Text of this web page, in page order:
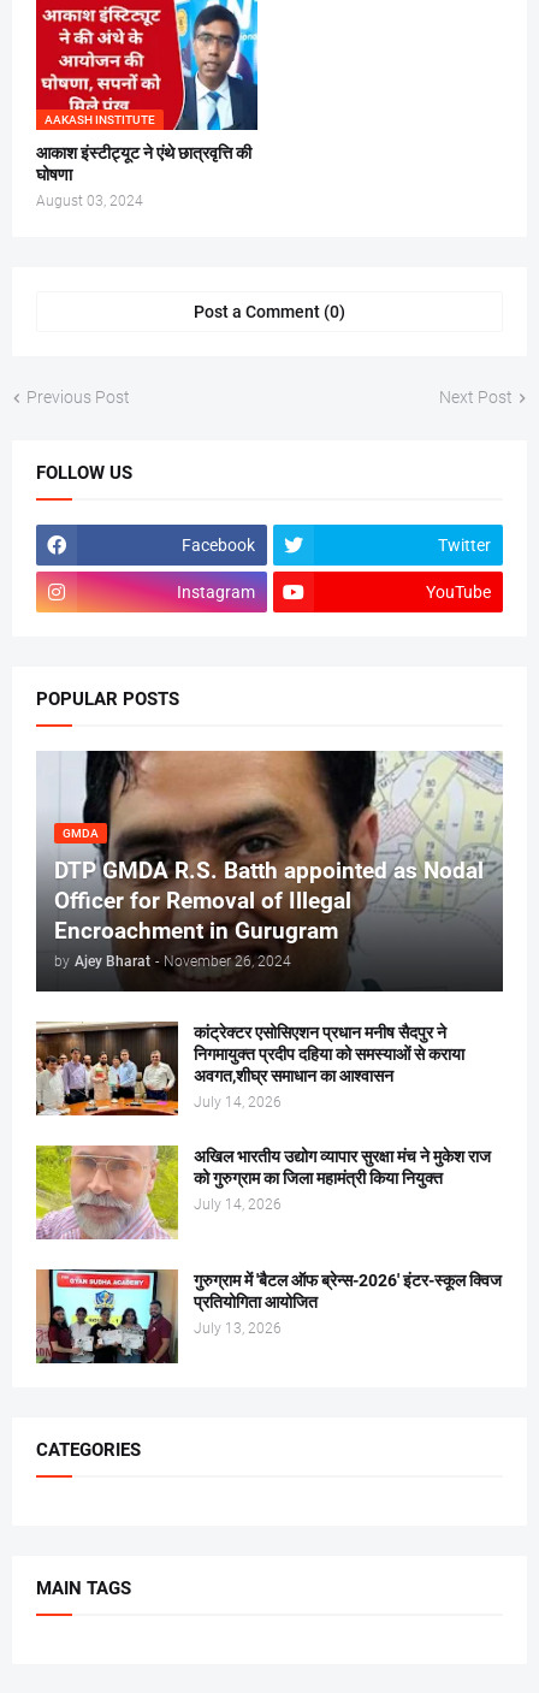
AAKASH INSTITUTE
आकाश इंस्टीट्यूट ने एंथे छात्रवृत्ति की
घोषणा
August 03, 2024
Post a Comment (0)
Previous Post Next Post
FOLLOW US
Facebook Twitter
Instagram YouTube
POPULAR POSTS
GMDA
DTP GMDA R.S. Batth appointed as Nodal
Officer for Removal of Illegal
Encroachment in Gurugram
by Ajey Bharat - November 26, 2024
कांट्रेक्टर एसोसिएशन प्रधान मनीष सैदपुर ने
निगमायुक्त प्रदीप दहिया को समस्याओं से कराया
अवगत,शीघ्र समाधान का आश्वासन
July 14, 2026
अखिल भारतीय उद्योग व्यापार सुरक्षा मंच ने मुकेश राज
को गुरुग्राम का जिला महामंत्री किया नियुक्त
July 14, 2026
गुरुग्राम में 'बैटल ऑफ ब्रेन्स-2026' इंटर-स्कूल क्विज
प्रतियोगिता आयोजित
July 13, 2026
CATEGORIES
MAIN TAGS